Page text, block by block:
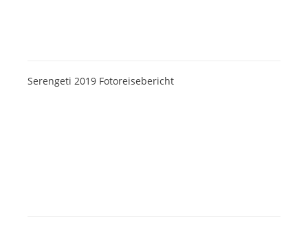
Serengeti 2019 Fotoreisebericht